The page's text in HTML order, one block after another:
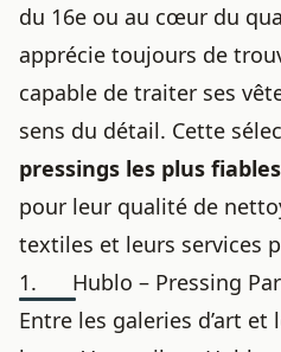
du 16e ou au cœur du
apprécie toujours de
capable de traiter ses
sens du détail. Cette
pressings les plus
pour leur qualité de
textiles et leurs services
1. Hublo – Pressing
Entre les galeries d’art